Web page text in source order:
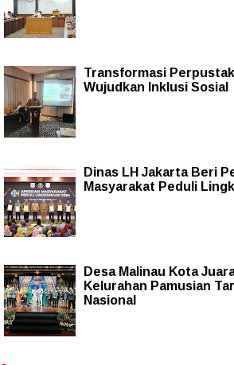
Transformasi
Wujudkan Inklusi Sosial
Dinas LH Jakarta Beri
Masyarakat Peduli
Desa Malinau Kota
Kelurahan Pamusian
Nasional